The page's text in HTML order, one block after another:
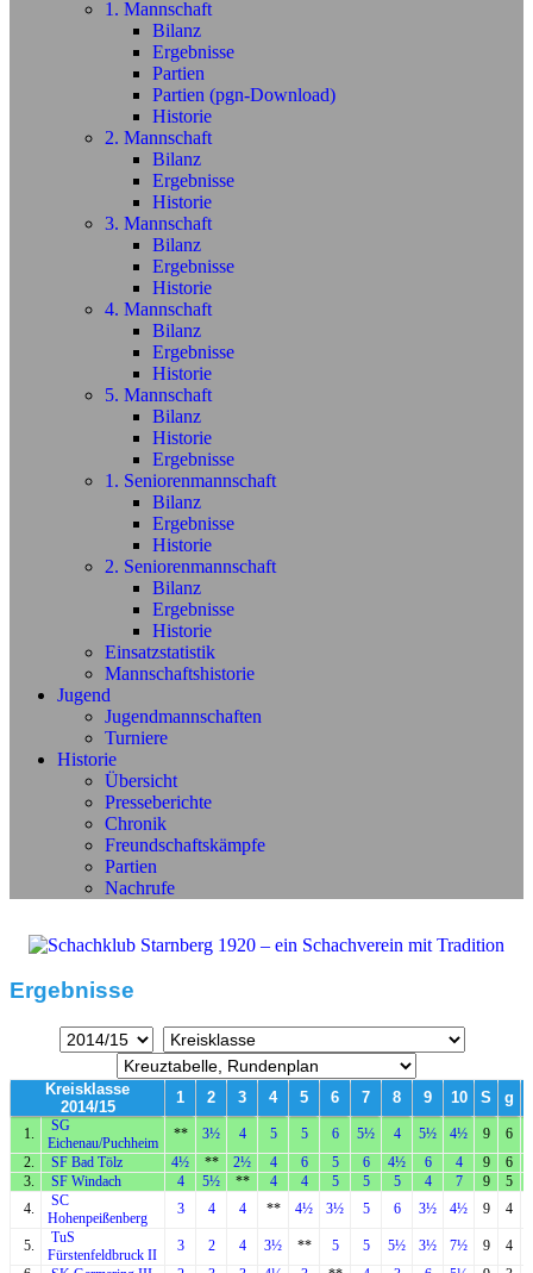
1. Mannschaft
Bilanz
Ergebnisse
Partien
Partien (pgn-Download)
Historie
2. Mannschaft
Bilanz
Ergebnisse
Historie
3. Mannschaft
Bilanz
Ergebnisse
Historie
4. Mannschaft
Bilanz
Ergebnisse
Historie
5. Mannschaft
Bilanz
Historie
Ergebnisse
1. Seniorenmannschaft
Bilanz
Ergebnisse
Historie
2. Seniorenmannschaft
Bilanz
Ergebnisse
Historie
Einsatzstatistik
Mannschaftshistorie
Jugend
Jugendmannschaften
Turniere
Historie
Übersicht
Presseberichte
Chronik
Freundschaftskämpfe
Partien
Nachrufe
Ergebnisse
Kreisklasse
2014/15
1 2 3 4 5 6 7 8 9 10 S g
1.
SG
Eichenau/Puchheim
** 3½ 4 5 5 6 5½ 4 5½ 4½ 9 6
2.
SF Bad Tölz 4½ ** 2½ 4 6 5 6 4½ 6 4 9 6
3.
SF Windach 4 5½ ** 4 4 5 5 5 4 7 9 5
4.
SC
Hohenpeißenberg
3 4 4 ** 4½ 3½ 5 6 3½ 4½ 9 4
5.
TuS
Fürstenfeldbruck II
3 2 4 3½ ** 5 5 5½ 3½ 7½ 9 4